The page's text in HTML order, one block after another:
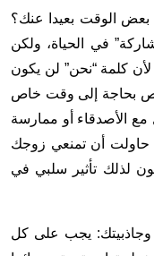
بعض الوقت بعيدا عنك؟
في الحياة، ولكن
كلمة “نحن” لن يكون
بحاجة إلى وقت خاص
مع الأصدقاء أو ممارسة
حاولت أن تمنعي زوجك
لذلك تأثير سلبي في
وجاذبيتك: يجب على كل